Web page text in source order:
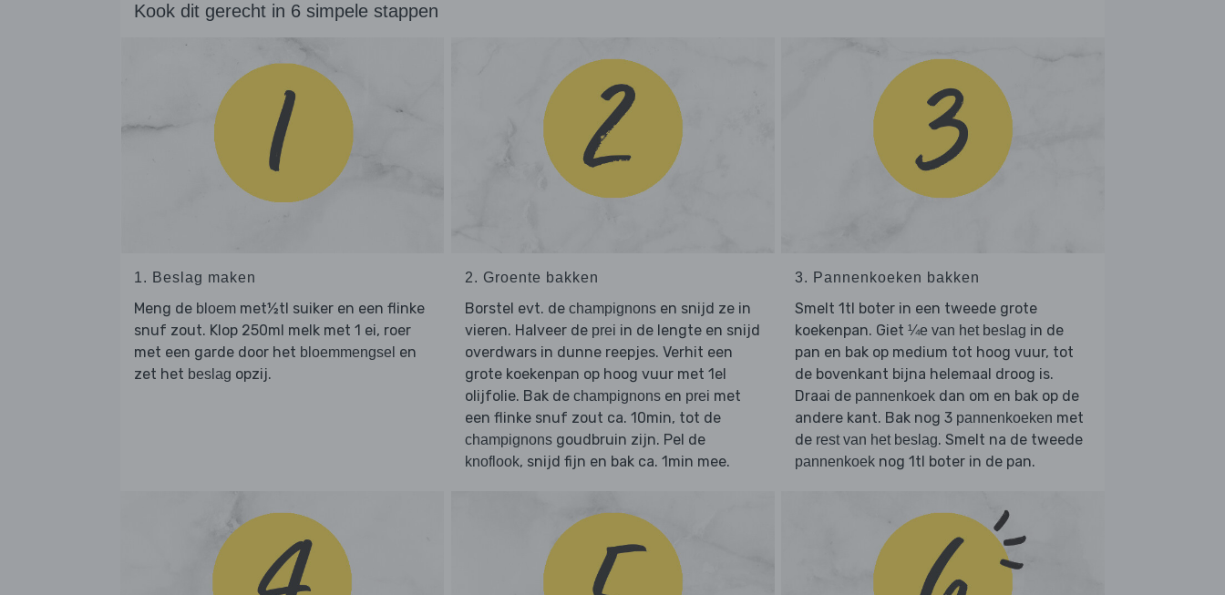
Kook dit gerecht in 6 simpele stappen
1. Beslag maken
Meng de bloem met½tl suiker en een flinke
snuf zout. Klop 250ml melk met 1 ei, roer
met een garde door het bloemmengsel en
zet het beslag opzij.
2. Groente bakken
Borstel evt. de champignonsen snijd ze in
vieren. Halveer de prei in de lengte en snijd
overdwars in dunne reepjes. Verhit een
grote koekenpan op hoog vuur met 1el
olijfolie. Bak de champignonsen prei met
een flinke snuf zout ca. 10min, tot de
champignonsgoudbruin zijn. Pel de
knoflook, snijd fijn en bak ca. 1min mee.
3. Pannenkoeken bakken
Smelt 1tl boter in een tweede grote
koekenpan. Giet ¼e van het beslag in de
pan en bak op medium tot hoog vuur, tot
de bovenkant bijna helemaal droog is.
Draai de pannenkoek dan om en bak op de
andere kant. Bak nog 3 pannenkoeken met
de rest van het beslag. Smelt na de tweede
pannenkoek nog 1tl boter in de pan.